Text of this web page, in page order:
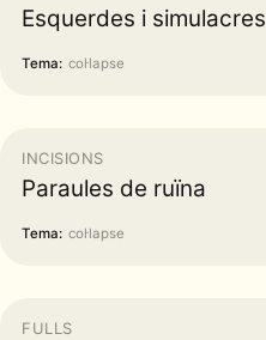
Esquerdes i simulacres
Tema: col·lapse
INCISIONS
Paraules de ruïna
Tema: col·lapse
FULLS